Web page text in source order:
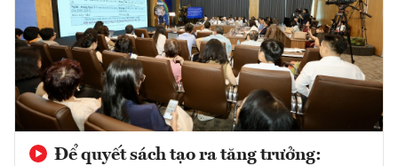
Để quyết sách tạo ra tăng trưởng: